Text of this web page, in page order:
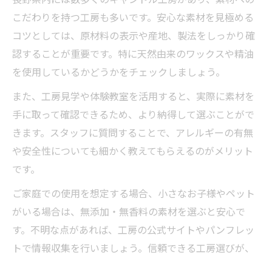
こだわりを持つ工房も多いです。安心な素材を見極める
コツとしては、原材料の表示や産地、製法をしっかり確
認することが重要です。特に天然由来のワックスや精油
を使用しているかどうかをチェックしましょう。
また、工房見学や体験教室を活用すると、実際に素材を
手に取って確認できるため、より納得して選ぶことがで
きます。スタッフに質問することで、アレルギーの有無
や安全性についても細かく教えてもらえるのがメリット
です。
ご家庭での使用を想定する場合、小さなお子様やペット
がいる場合は、無添加・無香料の素材を選ぶと安心で
す。不明な点があれば、工房の公式サイトやパンフレッ
トで情報収集を行いましょう。信頼できる工房選びが、